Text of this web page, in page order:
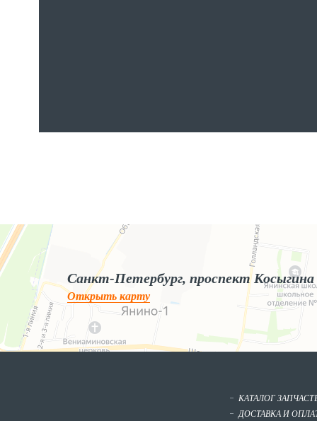
Яндекс.Карты
Яндекс.Карты — поиск мест и адресов, городской транспорт
Санкт-Петербург, проспект Косыгина
Открыть карту
КАТАЛОГ
ДОСТАВКА И